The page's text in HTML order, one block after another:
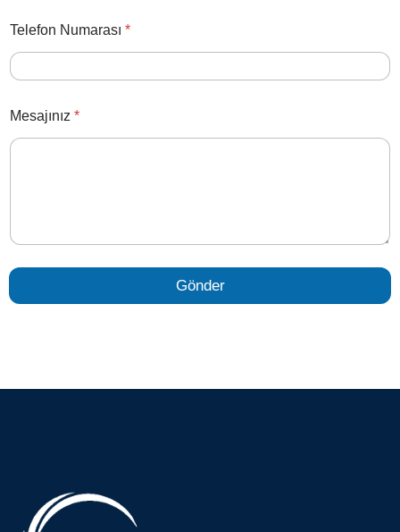
Telefon Numarası *
Mesajınız *
Gönder